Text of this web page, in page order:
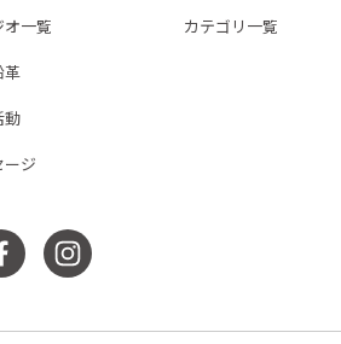
オ一覧
革
動
ージ
カテゴリ一覧